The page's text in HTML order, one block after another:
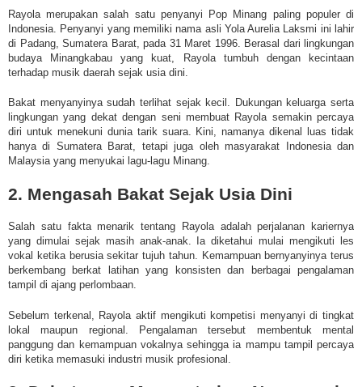
Rayola merupakan salah satu penyanyi Pop Minang paling populer di
Indonesia. Penyanyi yang memiliki nama asli Yola Aurelia Laksmi ini lahir
di Padang, Sumatera Barat, pada 31 Maret 1996. Berasal dari lingkungan
budaya Minangkabau yang kuat, Rayola tumbuh dengan kecintaan
terhadap musik daerah sejak usia dini.
Bakat menyanyinya sudah terlihat sejak kecil. Dukungan keluarga serta
lingkungan yang dekat dengan seni membuat Rayola semakin percaya
diri untuk menekuni dunia tarik suara. Kini, namanya dikenal luas tidak
hanya di Sumatera Barat, tetapi juga oleh masyarakat Indonesia dan
Malaysia yang menyukai lagu-lagu Minang.
2. Mengasah Bakat Sejak Usia Dini
Salah satu fakta menarik tentang Rayola adalah perjalanan kariernya
yang dimulai sejak masih anak-anak. Ia diketahui mulai mengikuti les
vokal ketika berusia sekitar tujuh tahun. Kemampuan bernyanyinya terus
berkembang berkat latihan yang konsisten dan berbagai pengalaman
tampil di ajang perlombaan.
Sebelum terkenal, Rayola aktif mengikuti kompetisi menyanyi di tingkat
lokal maupun regional. Pengalaman tersebut membentuk mental
panggung dan kemampuan vokalnya sehingga ia mampu tampil percaya
diri ketika memasuki industri musik profesional.